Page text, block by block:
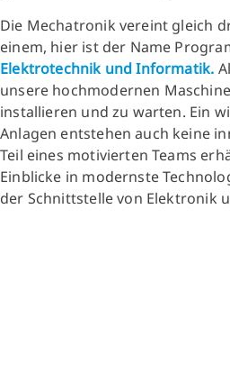
Die Mechatronik vereint gleich
einem, hier ist der Name
Elektrotechnik und Informatik.
unsere hochmodernen
installieren und zu warten. Ein
Anlagen entstehen auch keine
Teil eines motivierten Teams
Einblicke in modernste
der Schnittstelle von Elektronik